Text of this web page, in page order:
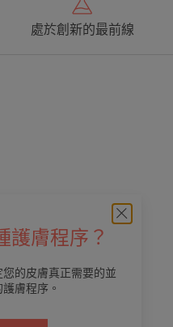
護膚程序？
的皮膚真正需要的並
膚程序。
處於創新的最前線